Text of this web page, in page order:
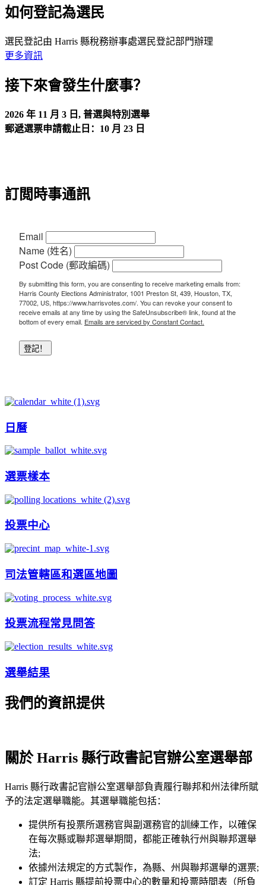
如何登記為選民
選民登記由 Harris 縣稅務辦事處選民登記部門辦理
更多資訊
接下來會發生什麼事？
2026 年 11 月 3 日, 普選與特別選舉
郵遞選票申請截止日： 10 月 23 日
訂閲時事通訊
Email
Name (姓名)
Post Code (郵政編碼)
By submitting this form, you are consenting to receive marketing emails from:
Harris County Elections Administrator, 1001 Preston St, 439, Houston, TX,
77002, US, https://www.harrisvotes.com/. You can revoke your consent to
receive emails at any time by using the SafeUnsubscribe® link, found at the
bottom of every email. Emails are serviced by Constant Contact.
登記！
日曆
選票樣本
投票中心
司法管轄區和選區地圖
投票流程常見問答
選舉結果
我們的資訊提供
關於 Harris 縣行政書記官辦公室選舉部
Harris 縣行政書記官辦公室選舉部負責履行聯邦和州法律所賦
予的法定選舉職能。其選舉職能包括：
提供所有投票所選務官與副選務官的訓練工作，以確保
在每次縣或聯邦選舉期間，都能正確執行州與聯邦選舉
法;
依據州法規定的方式製作，為縣、州與聯邦選舉的選票;
訂定 Harris 縣提前投票中心的數量和投票時間表（所負